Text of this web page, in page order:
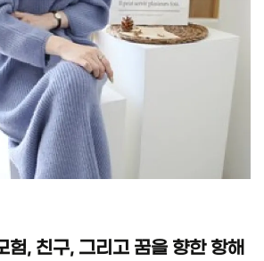
험, 친구, 그리고 꿈을 향한 항해